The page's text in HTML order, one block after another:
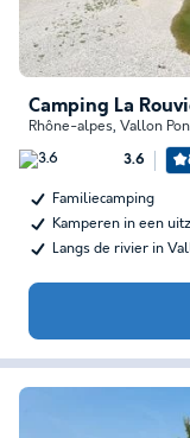
Camping La
Rhône-alpes, Vallon
3.6
Familiecamping
Kamperen in een
Langs de rivier in